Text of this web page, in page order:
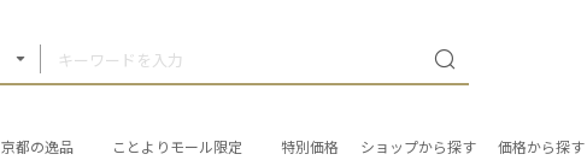
京都の逸品 ことよりモール限定 特別価格 ショップから探す 価格から探す